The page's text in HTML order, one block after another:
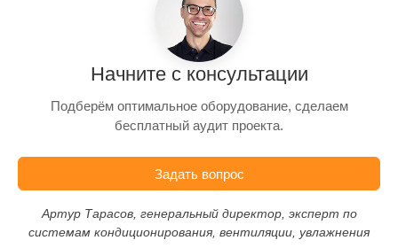
Начните с консультации
Подберём оптимальное оборудование, сделаем
бесплатный аудит проекта.
Задать вопрос
Артур Тарасов, генеральный директор, эксперт по
системам кондиционирования, вентиляции, увлажнения